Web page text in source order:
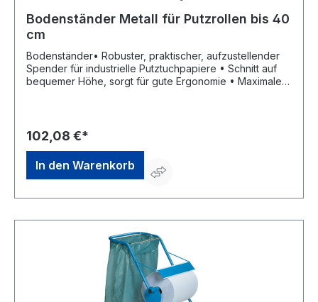
Bodenständer Metall für Putzrollen bis 40
cm
Bodenständer• Robuster, praktischer, aufzustellender
Spender für industrielle Putztuchpapiere • Schnitt auf
bequemer Höhe, sorgt für gute Ergonomie • Maximale
- 6, 49565 Bramsche, DE, +495468777980,
info@elos.de.comHinweis: Lieferung ohne Putzrolle.
102,08 €*
In den Warenkorb